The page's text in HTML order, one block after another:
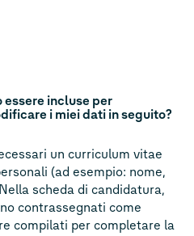
incluse per
i miei dati in seguito?
un curriculum vitae
(ad esempio: nome,
scheda di candidatura,
contrassegnati come
compilati per completare la